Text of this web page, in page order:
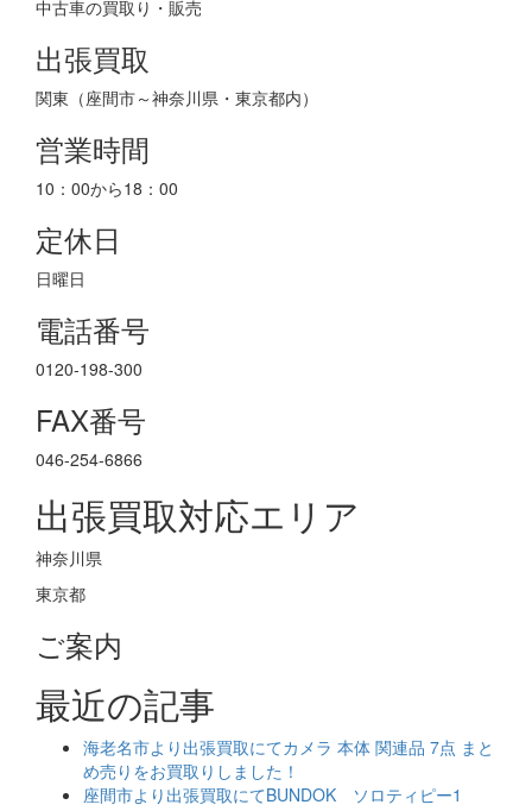
中古車の買取り・販売
出張買取
関東（座間市～神奈川県・東京都内）
営業時間
10：00から18：00
定休日
日曜日
電話番号
0120-198-300
FAX番号
046-254-6866
出張買取対応エリア
神奈川県
東京都
ご案内
最近の記事
海老名市より出張買取にてカメラ 本体 関連品 7点 まと
め売りをお買取りしました！
座間市より出張買取にてBUNDOK ソロティピー1